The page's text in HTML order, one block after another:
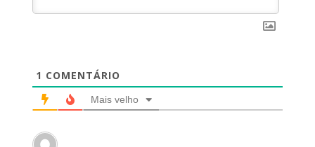
1 COMENTÁRIO
Mais velho